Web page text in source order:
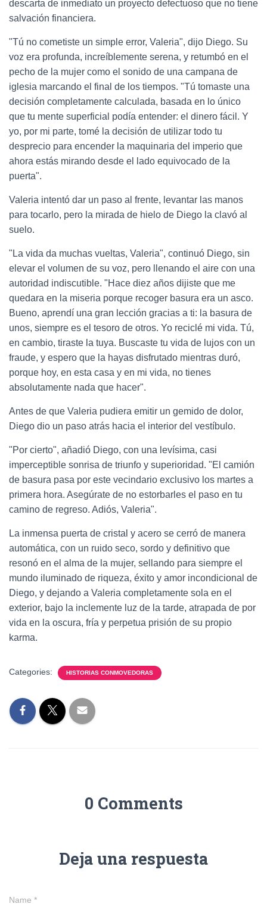
descarta de inmediato un proyecto defectuoso que no tiene
salvación financiera.
"Tú no cometiste un simple error, Valeria", dijo Diego. Su
voz era profunda, increíblemente serena, y retumbó en el
pecho de la mujer como el sonido de una campana de
iglesia marcando el final de los tiempos. "Tú tomaste una
decisión completamente calculada, basada en lo único
que tu mente superficial podía entender: el dinero fácil. Y
yo, por mi parte, tomé la decisión de utilizar todo tu
desprecio para encender la maquinaria del imperio que
ahora estás mirando desde el lado equivocado de la
puerta".
Valeria intentó dar un paso al frente, levantar las manos
para tocarlo, pero la mirada de hielo de Diego la clavó al
suelo.
"La vida da muchas vueltas, Valeria", continuó Diego, sin
elevar el volumen de su voz, pero llenando el aire con una
autoridad indiscutible. "Hace diez años dijiste que me
quedara en la miseria porque recoger basura era un asco.
Bueno, aprendí una gran lección gracias a ti: la basura de
unos, siempre es el tesoro de otros. Yo reciclé mi vida. Tú,
en cambio, tiraste la tuya. Buscaste tu vida de lujos con un
fraude, y espero que la hayas disfrutado mientras duró,
porque hoy, en esta casa y en mi vida, no tienes
absolutamente nada que hacer".
Antes de que Valeria pudiera emitir un gemido de dolor,
Diego dio un paso atrás hacia el interior del vestíbulo.
"Por cierto", añadió Diego, con una levísima, casi
imperceptible sonrisa de triunfo y superioridad. "El camión
de basura pasa por este vecindario exclusivo los martes a
primera hora. Asegúrate de no estorbarles el paso en tu
camino de regreso. Adiós, Valeria".
La inmensa puerta de cristal y acero se cerró de manera
automática, con un ruido seco, sordo y definitivo que
resonó en el alma de la mujer, sellando para siempre el
mundo iluminado de riqueza, éxito y amor incondicional de
Diego, y dejando a Valeria completamente sola en el
exterior, bajo la inclemente luz de la tarde, atrapada de por
vida en la oscura, fría y perpetua prisión de su propio
karma.
Categories: HISTORIAS CONMOVEDORAS
0 Comments
Deja una respuesta
Name *